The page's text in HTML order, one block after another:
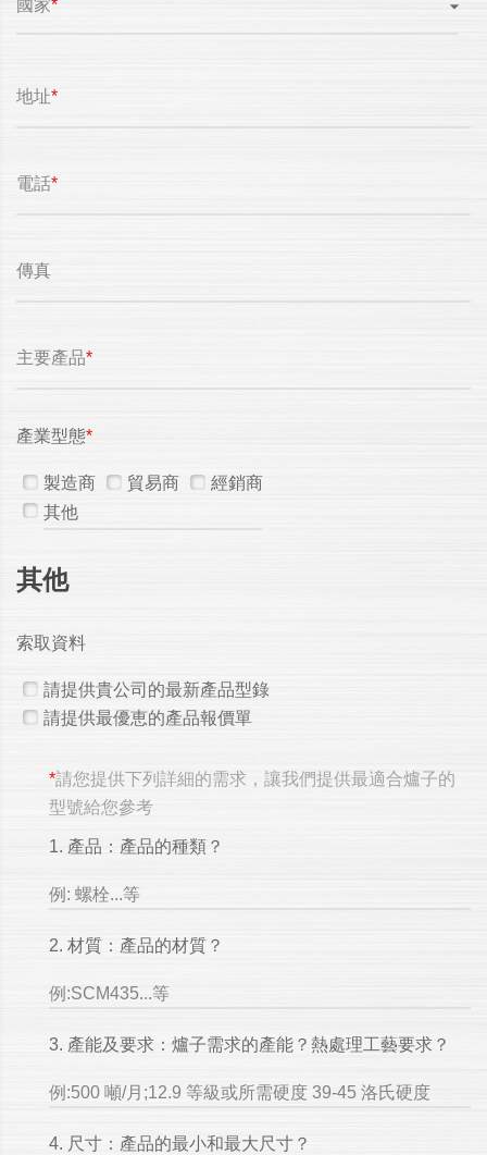
國家
地址*
電話*
傳真
主要產品*
產業型態*
製造商 貿易商 經銷商
其他
索取資料
請提供貴公司的最新產品型錄
請提供最優恵的產品報價單
*請您提供下列詳細的需求，讓我們提供最適合爐子的
型號給您參考
1. 產品：產品的種類？
例: 螺栓...等
2. 材質：產品的材質？
例:SCM435...等
3. 產能及要求：爐子需求的產能？熱處理工藝要求？
例:500 噸/月;12.9 等級或所需硬度 39-45 洛氏硬度
4. 尺寸：產品的最小和最大尺寸？